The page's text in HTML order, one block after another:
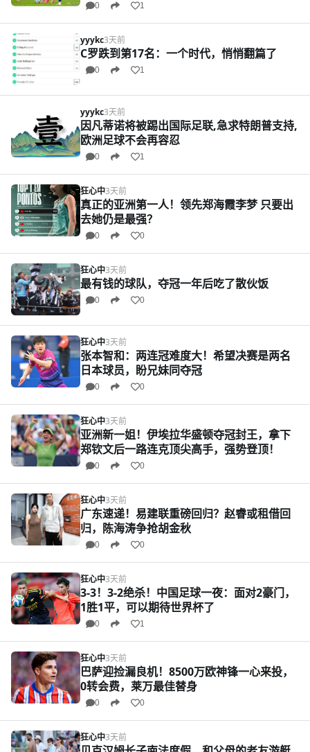
0 1
yyykc3天前
C罗跌到第17名：一个时代，悄悄翻篇了
0 1
yyykc3天前
因凡蒂诺将被踢出国际足联,急求特朗普支持,
欧洲足球不会再容忍
0 1
狂心中3天前
真正的亚洲第一人！领先郑海霞李梦 只要出
去她仍是最强？
0 0
狂心中3天前
最有钱的球队，夺冠一年后吃了散伙饭
0 0
狂心中3天前
张本智和：两连冠难度大！希望决赛是两名
日本球员，盼兄妹同夺冠
0 0
狂心中3天前
亚洲新一姐！伊埃拉华盛顿夺冠封王，拿下
郑钦文后一路连克顶尖高手，强势登顶！
0 0
狂心中3天前
广东速递！易建联重磅回归？赵睿或租借回
归，陈海涛争抢胡金秋
0 0
狂心中3天前
3-3！3-2绝杀！中国足球一夜：面对2豪门，
1胜1平，可以期待世界杯了
0 1
狂心中3天前
巴萨迎捡漏良机！8500万欧神锋一心来投，
0转会费，莱万最佳替身
0 0
狂心中3天前